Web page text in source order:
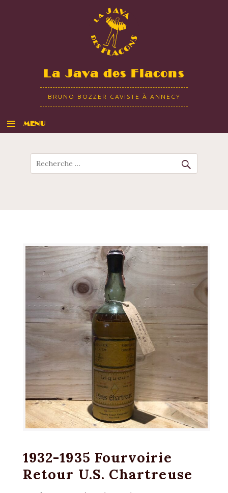
La Java des Flacons
BRUNO BOZZER CAVISTE À ANNECY
MENU
Recherche
1932-1935 Fourvoirie
Retour U.S. Chartreuse